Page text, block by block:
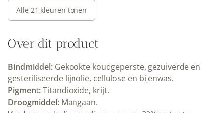
Alle 21 kleuren tonen
Over dit product
Bindmiddel: Gekookte koudgeperste, gezuiverde en
gesteriliseerde lijnolie, cellulose en bijenwas.
Pigment:Titandioxide, krijt.
Droogmiddel: Mangaan.